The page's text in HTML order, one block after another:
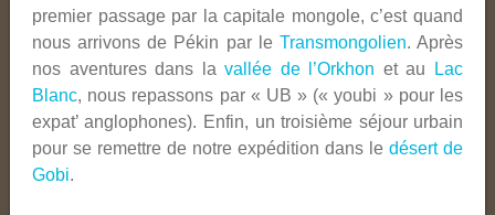
premier passage par la capitale mongole, c’est quand
nous arrivons de Pékin par le Transmongolien. Après
nos aventures dans lavallée de l’Orkhon et au
Lac
Blanc, nous repassons par « UB » (« youbi » pour les
expat’ anglophones). Enfin, un troisième séjour urbain
pour se remettre de notre expédition dans ledésert de
Gobi.